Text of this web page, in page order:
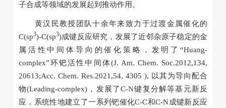
子合成等领域的发展起到推动作用。
黄汉民教授团队十余年来致力于过渡金属催化的
C(sp3)-C(sp3)成键反应研究，发展了近邻杂原子稳定的金
属活性中间体导向的催化策略，发明了“Huang-
complex”环钯活性中间体(J. Am. Chem. Soc.2012,134,
20613;Acc. Chem. Res.2021,54, 4305 ), 以其为导向配合
物(Leading-complex)，发展了C-N键复分解等基元新反
应，系统性地建立了一系列钯催化C-C和C-N成键新反应